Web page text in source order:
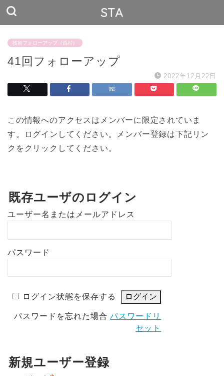
STA
技術フォローアップ（西村）
41回フォローアップ
2022年12月22日
この情報へのアクセスはメンバーに限定されていま
す。ログインしてください。メンバー登録は下記リン
クをクリックしてください。
既存ユーザのログイン
ユーザー名またはメールアドレス
パスワード
ログイン状態を保存する
パスワードを忘れた場合パスワードリ
セット
新規ユーザー登録